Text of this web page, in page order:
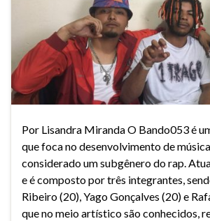
Por Lisandra Miranda O Bando053 é
que foca no desenvolvimento de
considerado um subgênero do rap.
e é composto por três integrantes,
Ribeiro (20), Yago Gonçalves (20) e
que no meio artístico são conhecidos,